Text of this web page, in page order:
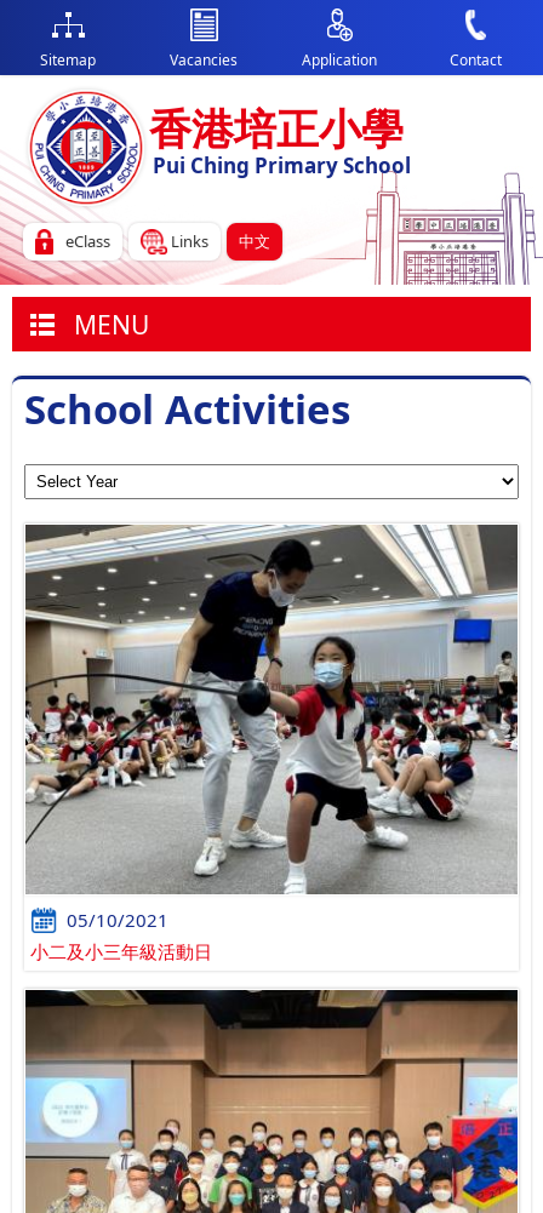
香港培正小學
Pui Ching Primary School
eClass Links 中文
Sitemap Vacancies Application Contact
MENU
School Activities
05/10/2021
小二及小三年級活動日